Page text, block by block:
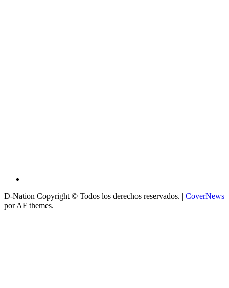
D-Nation Copyright © Todos los derechos reservados. | CoverNews
por AF themes.